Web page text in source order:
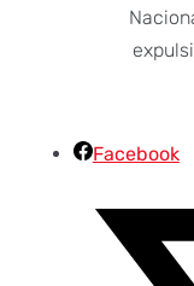
Facebook